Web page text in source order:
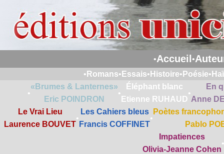
•Accueil •
• Romans• Essais• Histoire• Poésie•
•
«Brumes & Lanternes»
Eric POINDRON
•
Éléphant blanc
Etienne RUHAUD
•
En
Anne
Le Vrai Lieu
Laurence BOUVET
•
Les Cahiers bleus
Francis COFFINET
•
Poètes
Pablo
Impatiences
Olivia-Jeanne Cohen
•